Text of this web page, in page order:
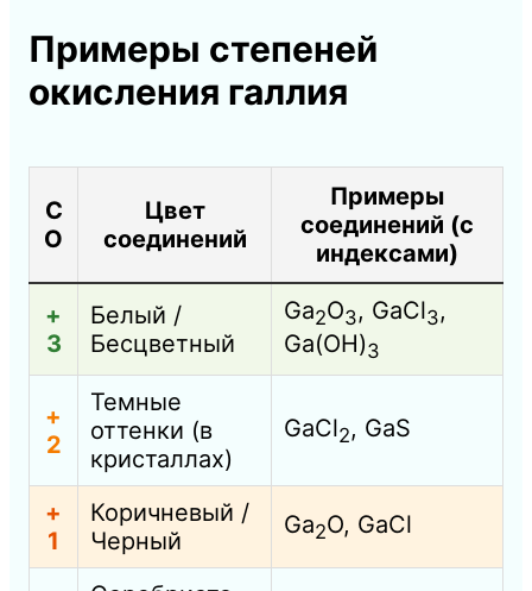
Примеры степеней
окисления галлия
С
О
Цвет
соединений
Примеры
соединений (с
индексами)
+
3
Белый /
Бесцветный
Ga2O3, GaCl3,
Ga(OH)3
+
2
Темные
оттенки (в
кристаллах)
GaCl2, GaS
+
1
Коричневый /
Черный
Ga2O, GaCl